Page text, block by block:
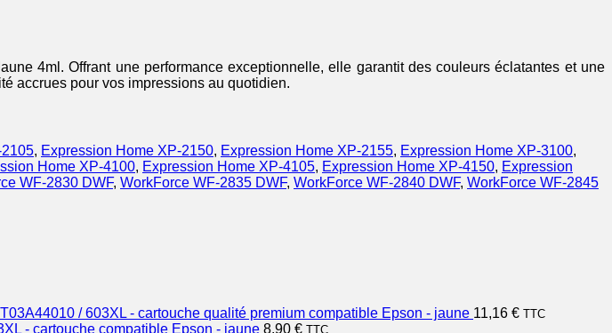
4ml. Offrant une performance exceptionnelle, elle garantit des couleurs éclatantes et une
accrues pour vos impressions au quotidien.
, Expression Home XP-2150, Expression Home XP-2155, Expression Home XP-3100,
Home XP-4100, Expression Home XP-4105, Expression Home XP-4150, Expression
WF-2830 DWF, WorkForce WF-2835 DWF, WorkForce WF-2840 DWF, WorkForce WF-2845
/ 603XL - cartouche qualité premium compatible Epson - jaune 11,16 € TTC
- cartouche compatible Epson - jaune 8,90 € TTC